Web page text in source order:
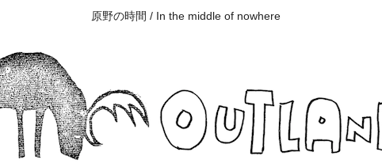
原野の時間 / In the middle of nowhere